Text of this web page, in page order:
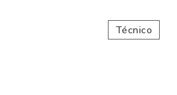
Técnico